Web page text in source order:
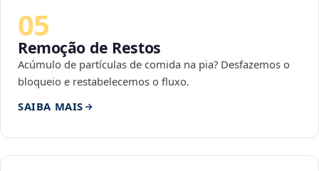
05
Remoção de Restos
Acúmulo de partículas de comida na pia? Desfazemos o
bloqueio e restabelecemos o fluxo.
SAIBA MAIS